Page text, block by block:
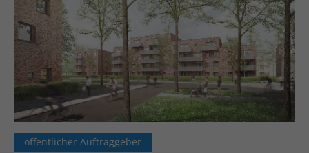
öffentlicher Auftraggeber